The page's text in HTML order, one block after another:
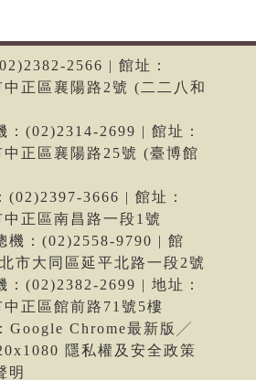
2566 | 館址：
正區襄陽路2號 (二二八和
：(02)2314-2699 | 館址：
正區襄陽路25號 (臺博館
(02)2397-3666 | 館址：
正區南昌路一段1號
機：(02)2558-9790 | 館
市大同區延平北路一段2號
：(02)2382-2699 | 地址：
正區館前路71號5樓
Google Chrome最新版╱
隱私權及安全政策
明